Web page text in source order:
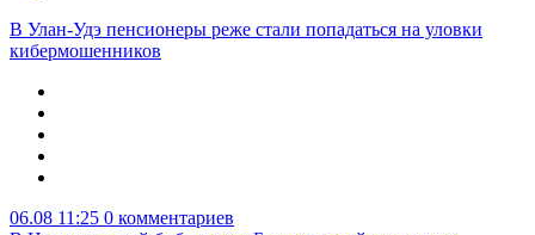
В Улан-Удэ пенсионеры реже стали попадаться на уловки
кибермошенников
06.08 11:25 0 комментариев